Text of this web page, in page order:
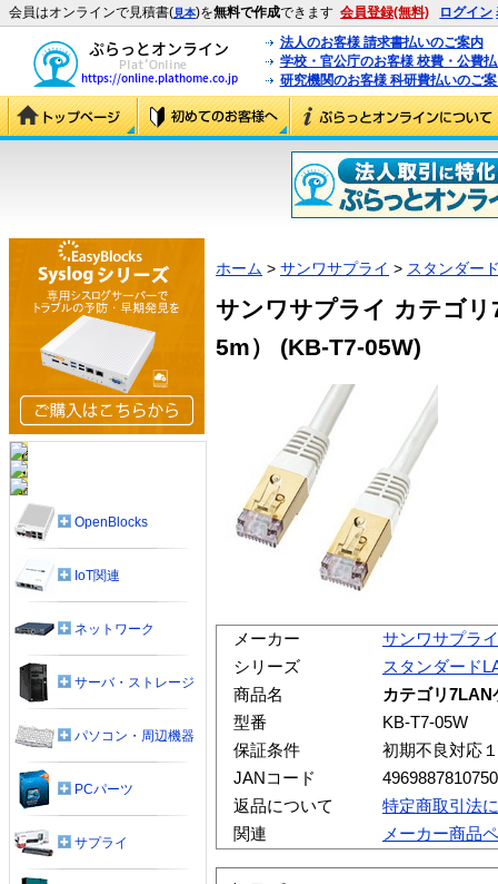
会員はオンラインで見積書(見本)を無料で作成できます 会員登録(無料) ログイン
法人のお客様 請求書払いのご案内
学校・官公庁のお客様 校費・公費
研究機関のお客様 科研費払いのご
ホーム > サンワサプライ > スタンダー
サンワサプライ カテゴ
5m） (KB-T7-05W)
メーカー
サンワサプライ
シリーズ
スタンダード
商品名
カテゴリ
型番
KB-T7-05W
保証条件
初期不良対応
JANコード
4969887810750
返品について
特定商取引法
関連
メーカー商品
OpenBlocks
IoT関連
ネットワーク
サーバ・ストレージ
パソコン・周辺機器
PCパーツ
サプライ